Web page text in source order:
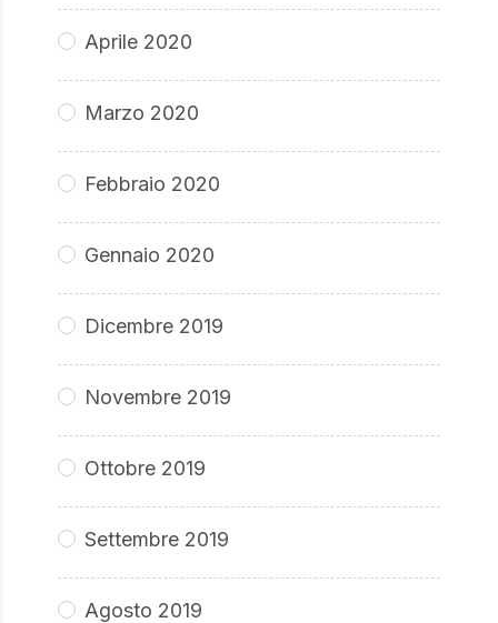
Aprile 2020
Marzo 2020
Febbraio 2020
Gennaio 2020
Dicembre 2019
Novembre 2019
Ottobre 2019
Settembre 2019
Agosto 2019